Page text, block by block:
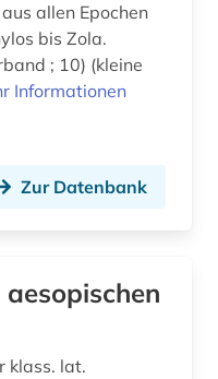
allen Epochen
bis Zola.
; 10) (kleine
Informationen
Zur Datenbank
klass. lat.